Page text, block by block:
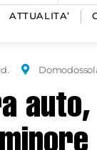
ATTUALITA’